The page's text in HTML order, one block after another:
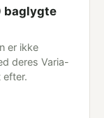
baglygte
er ikke
deres Varia-
efter.